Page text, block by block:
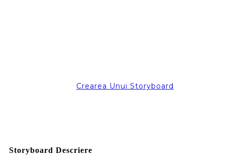
Crearea Unui Storyboard
Storyboard Descriere